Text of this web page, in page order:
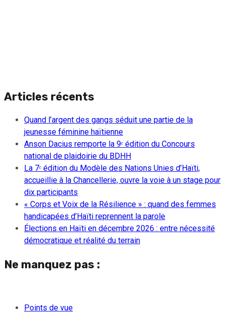
Articles récents
Quand l’argent des gangs séduit une partie de la
jeunesse féminine haïtienne
Anson Dacius remporte la 9ᵉ édition du Concours
national de plaidoirie du BDHH
La 7ᵉ édition du Modèle des Nations Unies d’Haïti,
accueillie à la Chancellerie, ouvre la voie à un stage pour
dix participants
« Corps et Voix de la Résilience » : quand des femmes
handicapées d’Haïti reprennent la parole
Élections en Haïti en décembre 2026 : entre nécessité
démocratique et réalité du terrain
Ne manquez pas :
Points de vue